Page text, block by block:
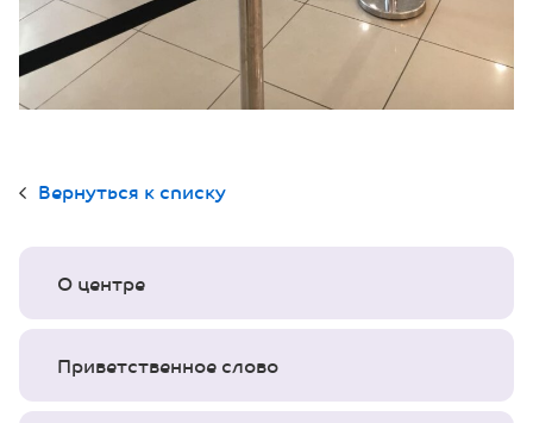
О центре
Приветственное слово
Вернуться к списку